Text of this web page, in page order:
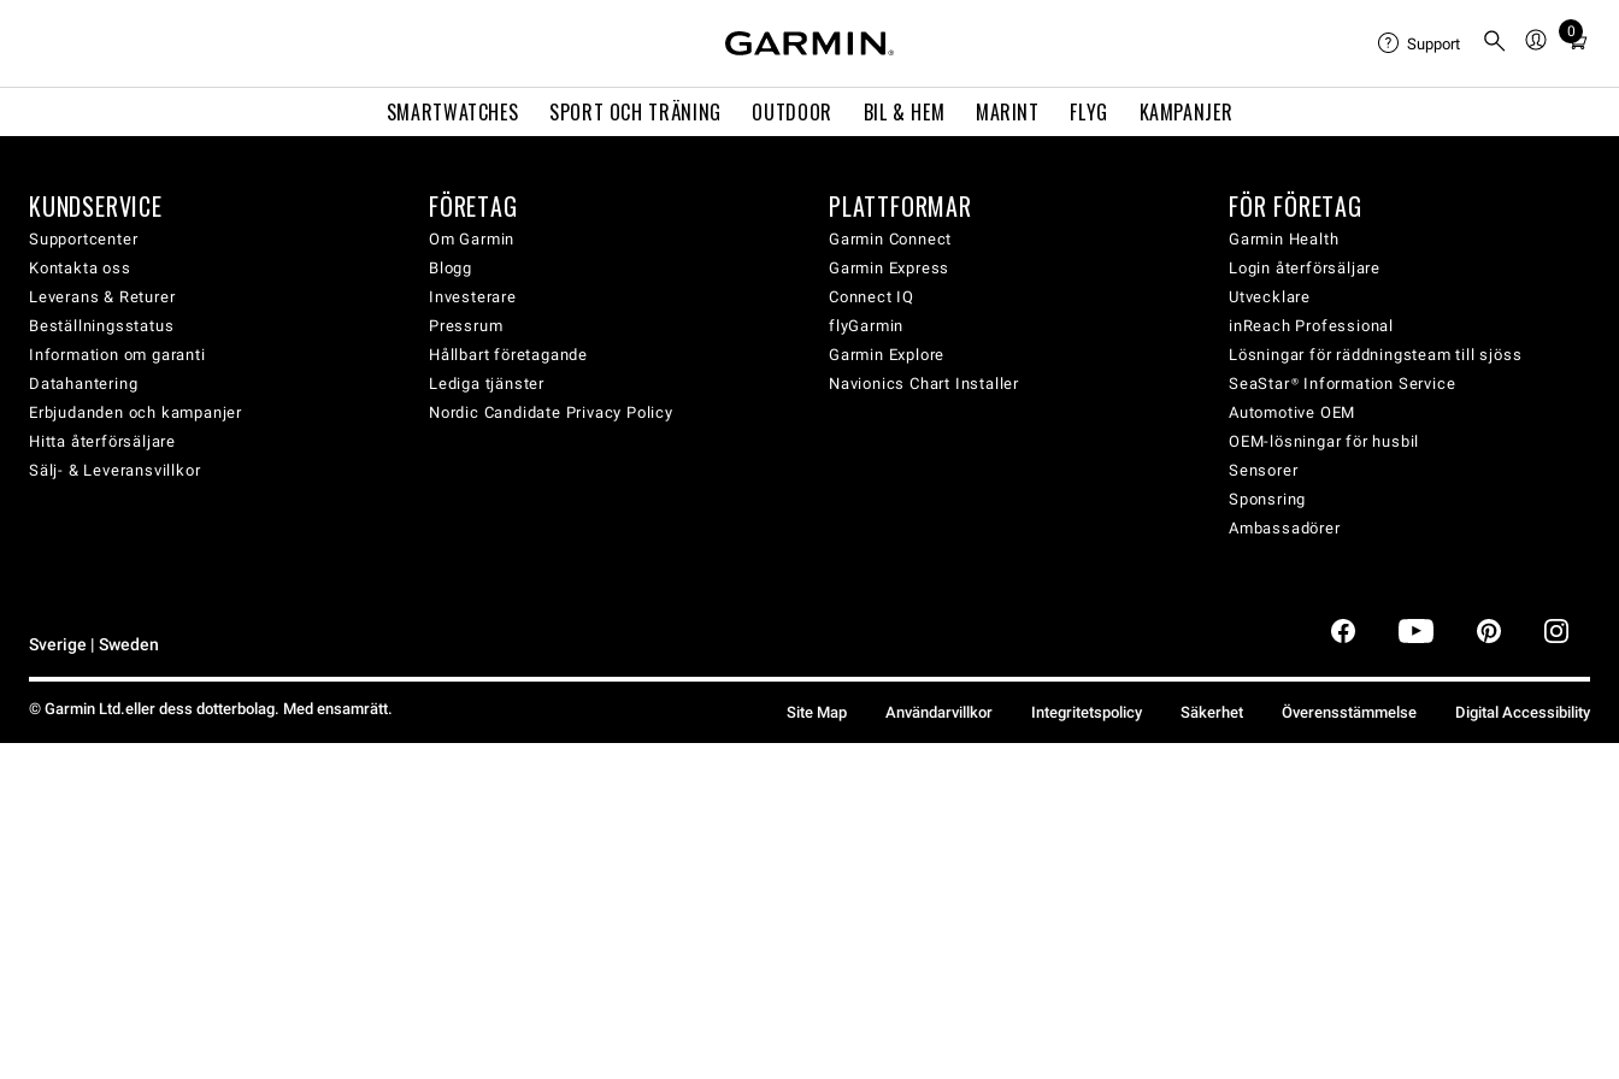
SMARTWATCHES SPORT OCH TRÄNING OUTDOOR BIL & HEM MARINT FLYG KAMPANJER
Support
0
Total
cart:
KUNDSERVICE
Supportcenter
Kontakta oss
Leverans & Returer
Beställningsstatus
Information om garanti
Datahantering
Erbjudanden och kampanjer
Hitta återförsäljare
Sälj- & Leveransvillkor
FÖRETAG
Om Garmin
Blogg
Investerare
Pressrum
Hållbart företagande
Lediga tjänster
Nordic Candidate Privacy Policy
PLATTFORMAR
Garmin Connect
Garmin Express
Connect IQ
flyGarmin
Garmin Explore
Navionics Chart Installer
FÖR FÖRETAG
Garmin Health
Login återförsäljare
Utvecklare
inReach Professional
Lösningar för räddningsteam till sjöss
SeaStar® Information Service
Automotive OEM
OEM-lösningar för husbil
Sensorer
Sponsring
Ambassadörer
Sverige | Sweden
© Garmin Ltd.eller dess dotterbolag. Med ensamrätt. Site Map Användarvillkor Integritetspolicy Säkerhet Överensstämmelse Digital Accessibility